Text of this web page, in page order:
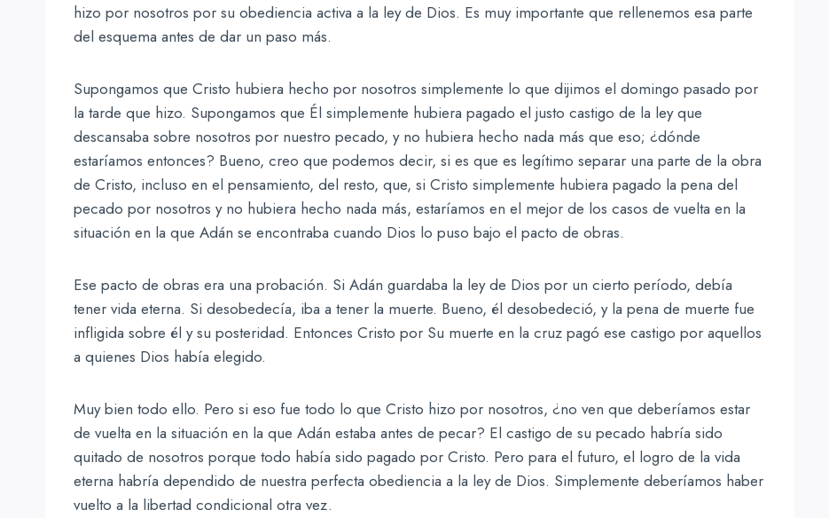
hizo por nosotros por su obediencia activa a la ley de Dios. Es muy importante que rellenemos esa parte
del esquema antes de dar un paso más.
Supongamos que Cristo hubiera hecho por nosotros simplemente lo que dijimos el domingo pasado por
la tarde que hizo. Supongamos que Él simplemente hubiera pagado el justo castigo de la ley que
descansaba sobre nosotros por nuestro pecado, y no hubiera hecho nada más que eso; ¿dónde
estaríamos entonces? Bueno, creo que podemos decir, si es que es legítimo separar una parte de la obra
de Cristo, incluso en el pensamiento, del resto, que, si Cristo simplemente hubiera pagado la pena del
pecado por nosotros y no hubiera hecho nada más, estaríamos en el mejor de los casos de vuelta en la
situación en la que Adán se encontraba cuando Dios lo puso bajo el pacto de obras.
Ese pacto de obras era una probación. Si Adán guardaba la ley de Dios por un cierto período, debía
tener vida eterna. Si desobedecía, iba a tener la muerte. Bueno, él desobedeció, y la pena de muerte fue
infligida sobre él y su posteridad. Entonces Cristo por Su muerte en la cruz pagó ese castigo por aquellos
a quienes Dios había elegido.
Muy bien todo ello. Pero si eso fue todo lo que Cristo hizo por nosotros, ¿no ven que deberíamos estar
de vuelta en la situación en la que Adán estaba antes de pecar? El castigo de su pecado habría sido
quitado de nosotros porque todo había sido pagado por Cristo. Pero para el futuro, el logro de la vida
eterna habría dependido de nuestra perfecta obediencia a la ley de Dios. Simplemente deberíamos haber
vuelto a la libertad condicional otra vez.